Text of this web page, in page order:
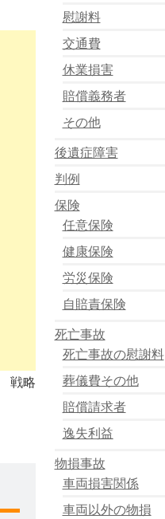
戦略
慰謝料
交通費
休業損害
賠償義務者
その他
後遺症障害
判例
保険
任意保険
健康保険
労災保険
自賠責保険
死亡事故
死亡事故の慰謝料
葬儀費その他
賠償請求者
逸失利益
物損事故
車両損害関係
車両以外の物損